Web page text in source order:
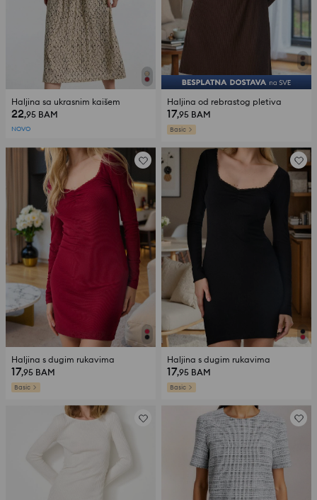
Haljina sa ukrasnim kaišem
22,95 BAM
NOVO
Haljina od rebrastog pletiva
17,95 BAM
Basic
Haljina s dugim rukavima
17,95 BAM
Basic
Haljina s dugim rukavima
17,95 BAM
Basic